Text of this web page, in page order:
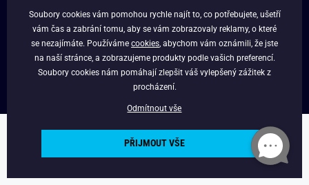
VĚRNOSTNÍ PROGRAM
FACEBOOK
Copyright © 2024 - Budchlap.cz Všechna práva vyhrazena. webdesign ©
litvanyi.sk
Soubory cookies vám pomohou rychle najít to, co potřebujete, ušetří
vám čas a zabrání tomu, aby se vám zobrazovaly reklamy, o které
se nezajímáte. Používáme cookies , abychom vám oznámili, že jste
na naší stránce, a zobrazujeme produkty podle vašich preferencí.
Soubory cookies nám pomáhají zlepšit váš vylepšený zážitek z
procházení.
Odmítnout vše
PŘIJMOUT VŠE